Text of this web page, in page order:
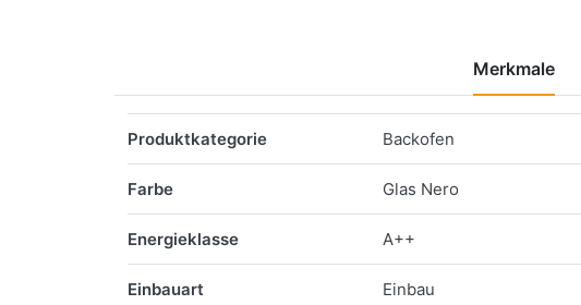
Merkmale
Produktkategorie Backofen
Farbe Glas Nero
Energieklasse A++
Einbauart Einbau